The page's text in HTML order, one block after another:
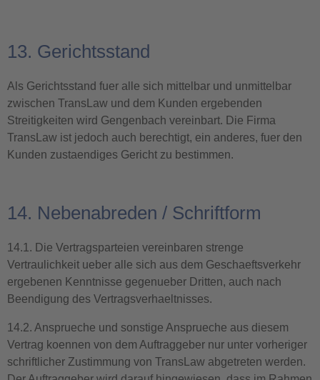
13. Gerichtsstand
Als Gerichtsstand fuer alle sich mittelbar und unmittelbar
zwischen TransLaw und dem Kunden ergebenden
Streitigkeiten wird Gengenbach vereinbart. Die Firma
TransLaw ist jedoch auch berechtigt, ein anderes, fuer den
Kunden zustaendiges Gericht zu bestimmen.
14. Nebenabreden / Schriftform
14.1. Die Vertragsparteien vereinbaren strenge
Vertraulichkeit ueber alle sich aus dem Geschaeftsverkehr
ergebenen Kenntnisse gegenueber Dritten, auch nach
Beendigung des Vertragsverhaeltnisses.
14.2. Ansprueche und sonstige Ansprueche aus diesem
Vertrag koennen von dem Auftraggeber nur unter vorheriger
schriftlicher Zustimmung von TransLaw abgetreten werden.